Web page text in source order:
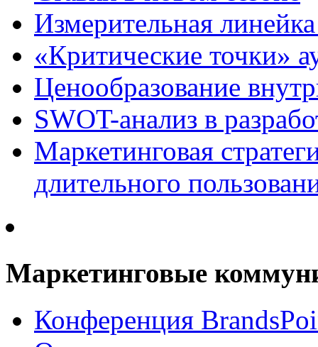
Измерительная
«Критические точки»
Ценообразование
SWOT-анализ в
Маркетинговая
длительного
Маркетинговые
Конференция